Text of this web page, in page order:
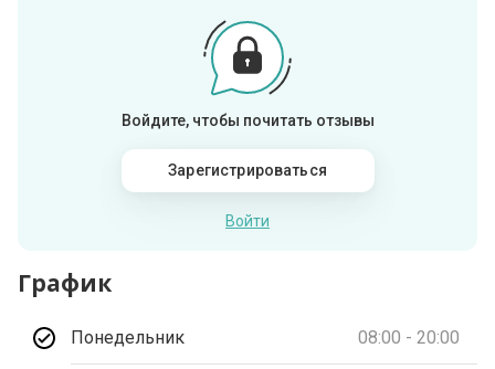
Войдите, чтобы почитать отзывы
Зарегистрироваться
Войти
График
Понедельник 08:00 - 20:00